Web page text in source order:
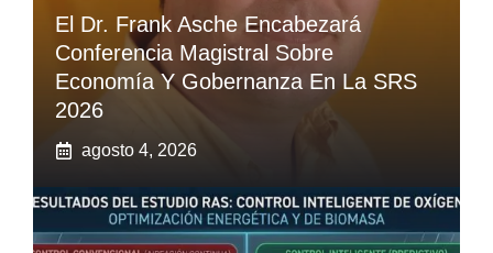
El Dr. Frank Asche Encabezará
Conferencia Magistral Sobre
Economía Y Gobernanza En La SRS
2026
agosto 4, 2026